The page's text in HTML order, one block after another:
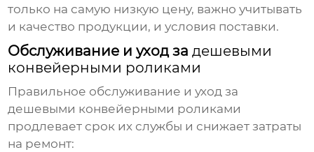
только на самую низкую цену, важно учитывать
и качество продукции, и условия поставки.
Обслуживание и уход задешевыми
конвейерными роликами
Правильное обслуживание и уход за
дешевыми конвейерными роликами
продлевает срок их службы и снижает затраты
на ремонт: